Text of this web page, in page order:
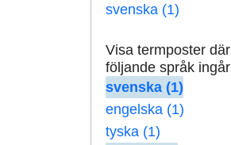
svenska (1)
Visa termposter där
följande språk ingår
svenska (1)
engelska (1)
tyska (1)